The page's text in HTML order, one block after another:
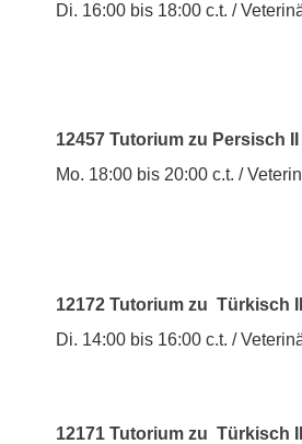
Di. 16:00 bis 18:00 c.t. /
12457 Tutorium zu Persisch
Mo. 18:00 bis 20:00 c.t. /
12172 Tutorium zu Türkisch
Di. 14:00 bis 16:00 c.t. /
12171 Tutorium zu Türkisch